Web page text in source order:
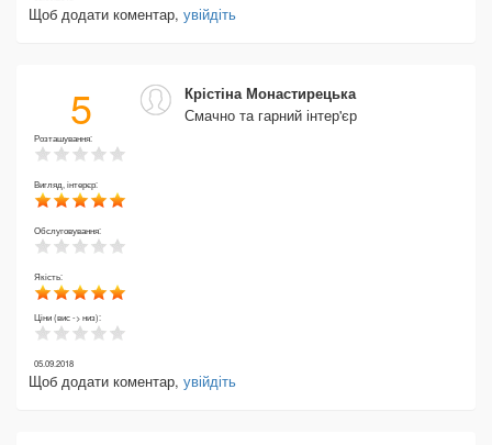
Щоб додати коментар, увійдіть
5
Розташування:
Вигляд, інтерєр:
Обслуговування:
Якість:
Ціни (вис -> низ):
Крістіна Монастирецька
Смачно та гарний інтер'єр
05.09.2018
Щоб додати коментар, увійдіть